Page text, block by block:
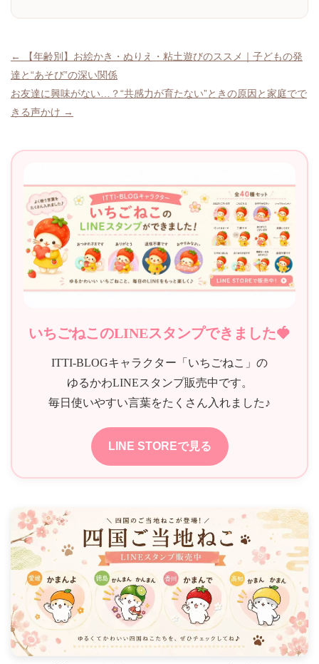
投
稿
ナ
ゲ
← 【年齢別】お絵かき・ぬりえ・粘土遊びのススメ｜子どもの発
達と“あそび”の深い関係
お友達に興味がない…？“共感力が育たない”ときの原因と家庭でで
きる声かけ →
いちごねこのLINEスタンプできました🍓
ITTI-BLOGキャラクター「いちごねこ」の
ゆるかわLINEスタンプ販売中です。
毎日使いやすい言葉をたくさん入れました♪
LINE STOREで見る